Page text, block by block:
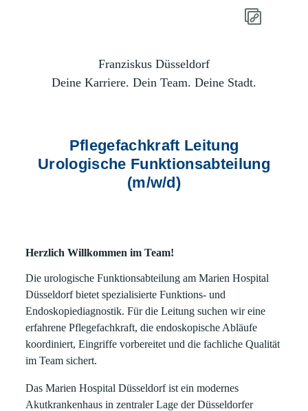
Franziskus Düsseldorf
Deine Karriere. Dein Team. Deine Stadt.
Pflegefachkraft Leitung
Urologische Funktionsabteilung
(m/w/d)
Herzlich Willkommen im Team!
Die urologische Funktionsabteilung am Marien Hospital
Düsseldorf bietet spezialisierte Funktions‑ und
Endoskopiediagnostik. Für die Leitung suchen wir eine
erfahrene Pflegefachkraft, die endoskopische Abläufe
koordiniert, Eingriffe vorbereitet und die fachliche Qualität
im Team sichert.
Das Marien Hospital Düsseldorf ist ein modernes
Akutkrankenhaus in zentraler Lage der Düsseldorfer